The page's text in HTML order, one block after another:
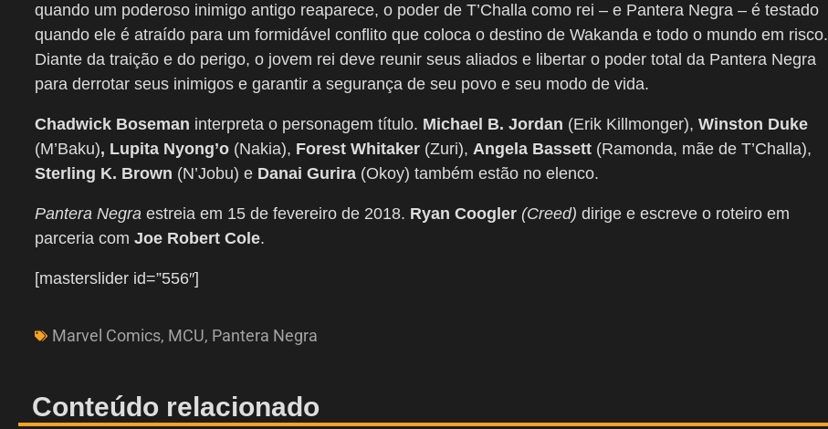
quando um poderoso inimigo antigo reaparece, o poder de T’Challa como rei – e Pantera Negra – é testado
quando ele é atraído para um formidável conflito que coloca o destino de Wakanda e todo o mundo em risco.
Diante da traição e do perigo, o jovem rei deve reunir seus aliados e libertar o poder total da Pantera Negra
para derrotar seus inimigos e garantir a segurança de seu povo e seu modo de vida.
Chadwick Boseman interpreta o personagem título. Michael B. Jordan (Erik Killmonger), Winston Duke
(M’Baku), Lupita Nyong’o (Nakia), Forest Whitaker (Zuri), Angela Bassett (Ramonda, mãe de T’Challa),
Sterling K. Brown (N’Jobu) e Danai Gurira (Okoy) também estão no elenco.
Pantera Negra estreia em 15 de fevereiro de 2018. Ryan Coogler (Creed) dirige e escreve o roteiro em
parceria com Joe Robert Cole.
[masterslider id=”556″]
Marvel Comics, MCU, Pantera Negra
Conteúdo relacionado